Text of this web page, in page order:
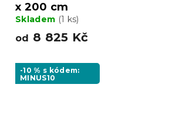
x 200 cm
Skladem (1 ks)
od 8 825 Kč
-10 % s kódem:
MINUS10